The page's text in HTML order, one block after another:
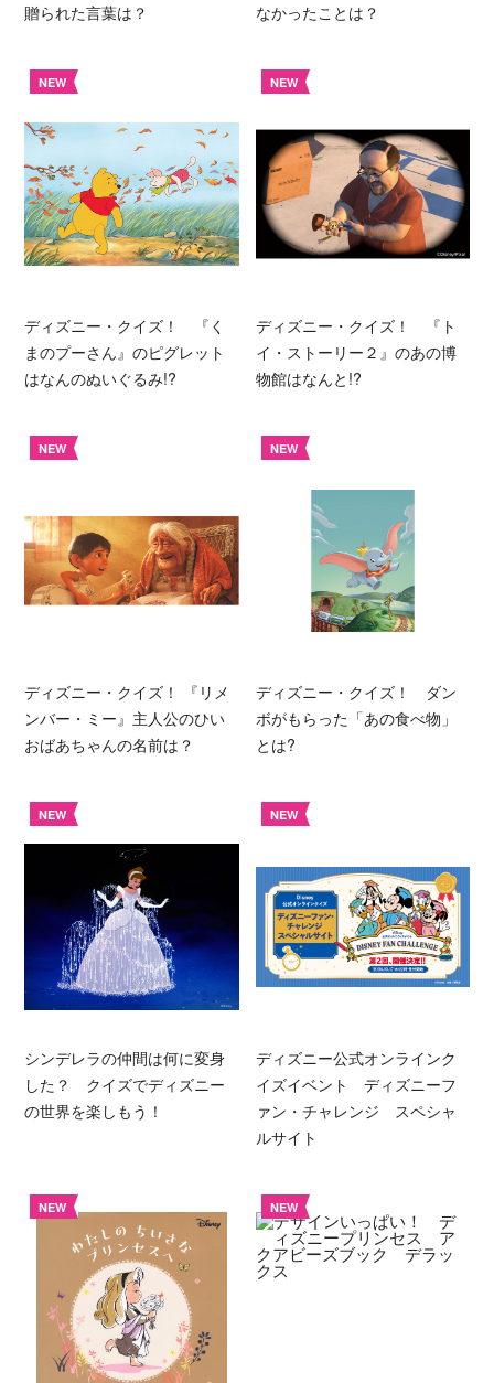
贈られた言葉は？
なかったことは？
NEW
ディズニー・クイズ！ 『く
まのプーさん』のピグレット
はなんのぬいぐるみ!?
NEW
ディズニー・クイズ！ 『ト
イ・ストーリー２』のあの博
物館はなんと!?
NEW
ディズニー・クイズ！ 『リメ
ンバー・ミー』主人公のひい
おばあちゃんの名前は？
NEW
ディズニー・クイズ！ ダン
ボがもらった「あの食べ物」
とは?
NEW
シンデレラの仲間は何に変身
した？ クイズでディズニー
の世界を楽しもう！
NEW
ディズニー公式オンラインク
イズイベント ディズニーフ
ァン・チャレンジ スペシャ
ルサイト
NEW NEW